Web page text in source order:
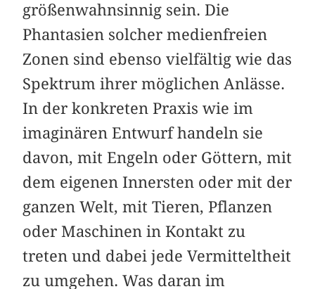
größenwahnsinnig sein. Die
Phantasien solcher medienfreien
Zonen sind ebenso vielfältig wie das
Spektrum ihrer möglichen Anlässe.
In der konkreten Praxis wie im
imaginären Entwurf handeln sie
davon, mit Engeln oder Göttern, mit
dem eigenen Innersten oder mit der
ganzen Welt, mit Tieren, Pflanzen
oder Maschinen in Kontakt zu
treten und dabei jede Vermitteltheit
zu umgehen. Was daran im